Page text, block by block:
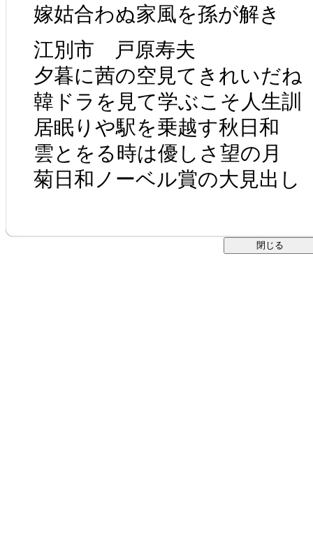
嫁姑合わぬ家風を孫が解き
江別市 戸原寿夫
夕暮に茜の空見てきれいだね
韓ドラを見て学ぶこそ人生訓
居眠りや駅を乗越す秋日和
雲とをる時は優しさ望の月
菊日和ノーベル賞の大見出し